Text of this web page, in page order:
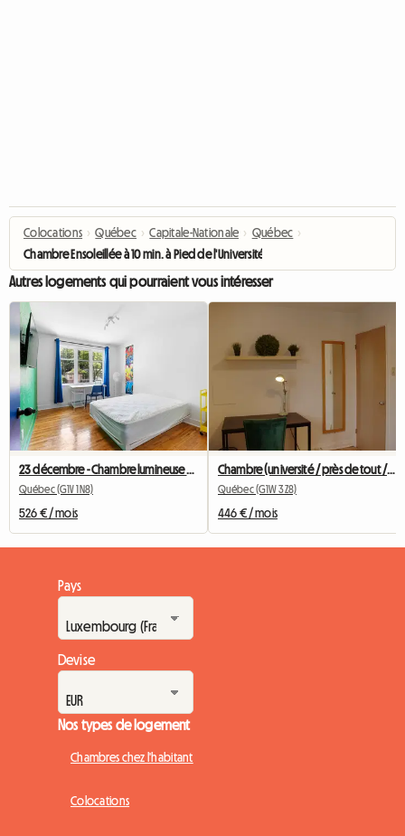
Colocations › Québec › Capitale-Nationale › Québec ›
Chambre Ensoleillée à 10 min. à Pied de l'Université Laval
Autres logements qui pourraient vous intéresser
Québec (G1V 1N8)
526 € / mois
Chambre (université / près de tout / transports)
Québec (G1W 3Z8)
446 € / mois
Pays
Devise
Nos types de logement
Chambres chez l'habitant
Colocations